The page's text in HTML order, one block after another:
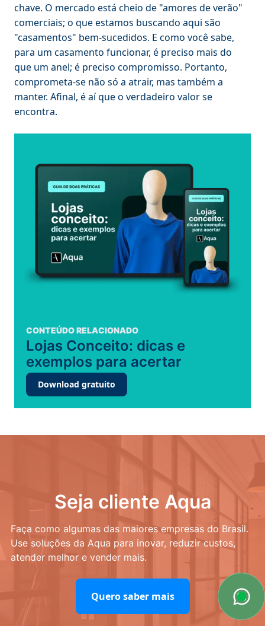
chave. O mercado está cheio de "amores de verão"
comerciais; o que estamos buscando aqui são
"casamentos" bem-sucedidos. E como você sabe,
para um casamento funcionar, é preciso mais do
que um anel; é preciso compromisso. Portanto,
comprometa-se não só a atrair, mas também a
manter. Afinal, é aí que o verdadeiro valor se
encontra.
CONTEÚDO RELACIONADO
Lojas Conceito: dicas e
exemplos para acertar
Download gratuito
Seja cliente Aqua
Faça como algumas das maiores empresas do Brasil.
Use soluções da Aqua para inovar, reduzir custos,
atender melhor e vender mais.
Quero saber mais